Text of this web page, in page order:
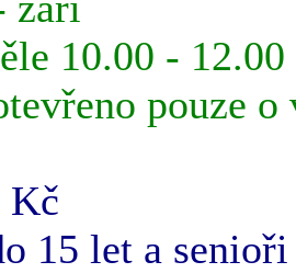
10.00 -
pouze o
Kč
15 let a